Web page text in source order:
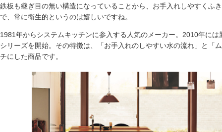
鉄板も継ぎ目の無い構造になっていることから、お手入れしやすくふ
で、常に衛生的というのは嬉しいですね。
1981年からシステムキッチンに参入する人気のメーカー。2010年に
シリーズを開始。その特徴は、「お手入れのしやすい水の流れ」と「
チにした商品です。